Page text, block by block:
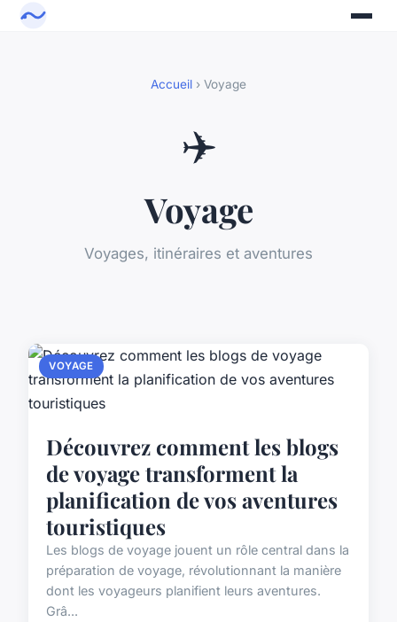
Accueil › Voyage
✈️
Voyage
Voyages, itinéraires et aventures
VOYAGE
Découvrez comment les blogs
de voyage transforment la
planification de vos aventures
touristiques
Les blogs de voyage jouent un rôle central dans la
préparation de voyage, révolutionnant la manière
dont les voyageurs planifient leurs aventures.
Grâ...